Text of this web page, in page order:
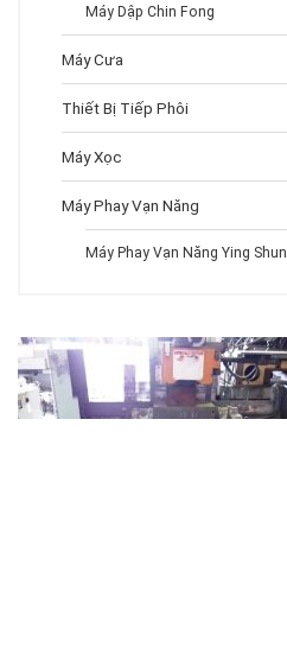
Máy Dập Chin Fong
Máy Cưa
Thiết Bị Tiếp Phôi
Máy Xọc
Máy Phay Vạn Năng
Máy Phay Vạn Năng Ying Shun